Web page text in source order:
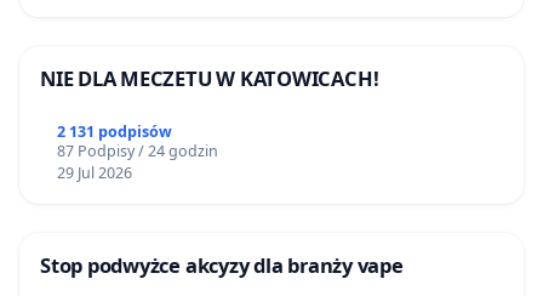
NIE DLA MECZETU W KATOWICACH!
2 131 podpisów
87 Podpisy / 24 godzin
29 Jul 2026
Stop podwyżce akcyzy dla branży vape